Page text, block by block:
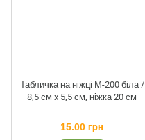
Табличка на ніжці М-200 біла /
8,5 см x 5,5 см, ніжка 20 см
15.00 грн